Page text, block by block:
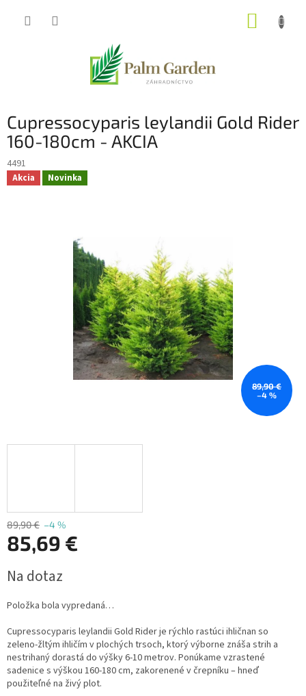
Cupressocyparis leylandii Gold Rider
160-180cm - AKCIA
4491
Akcia Novinka
89,90 €
–4 %
89,90 € –4 %
85,69 €
cena:
Na dotaz
Položka bola vypredaná…
Cupressocyparis leylandii Gold Rider je rýchlo rastúci ihličnan so
zeleno-žltým ihličím v plochých trsoch, ktorý výborne znáša strih a
nestrihaný dorastá do výšky 6-10 metrov. Ponúkame vzrastené
sadenice s výškou 160-180 cm, zakorenené v črepníku – hneď
použiteľné na živý plot.